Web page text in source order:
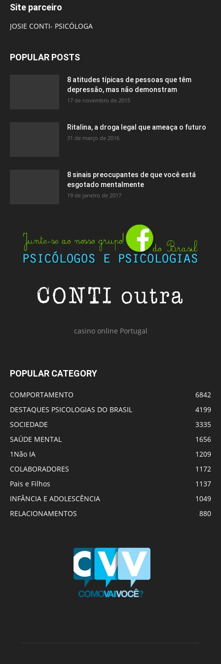
Site parceiro
JOSIE CONTI- PSICÓLOGA
POPULAR POSTS
8 atitudes típicas de pessoas que têm
depressão, mas não demonstram
17 de novembro de 2015
Ritalina, a droga legal que ameaça o futuro
31 de março de 2016
8 sinais preocupantes de que você está
esgotado mentalmente
19 de janeiro de 2017
casino online Portugal
POPULAR CATEGORY
COMPORTAMENTO
6842
DESTAQUES PSICOLOGIAS DO BRASIL
4199
SOCIEDADE
3335
SAÚDE MENTAL
1656
1Não IA
1209
COLABORADORES
1172
Pais e Filhos
1137
INFÂNCIA E ADOLESCÊNCIA
1049
RELACIONAMENTOS
880